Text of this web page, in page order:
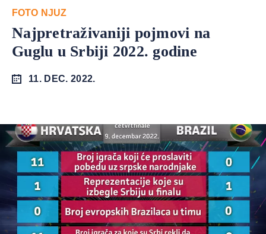
FOTO NJUZ
Najpretraživaniji pojmovi na
Guglu u Srbiji 2022. godine
11. DEC. 2022.